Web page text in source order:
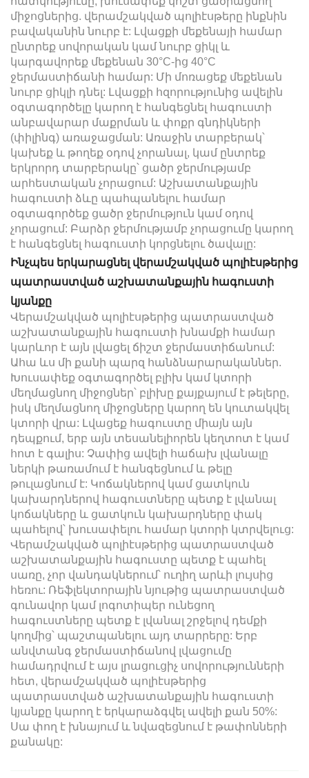
միջոցներից. վերամշակված պոլիէսթերը ինքնին
բավականին նուրբ է: Լվացքի մեքենայի համար
ընտրեք սովորական կամ նուրբ ցիկլ և
կարգավորեք մեքենան 30°C-ից 40°C
ջերմաստիճանի համար: Մի մոռացեք մեքենան
նուրբ ցիկլի դնել: Լվացքի հզորությունից ավելին
օգտագործելը կարող է հանգեցնել հագուստի
անբավարար մաքրման և փոքր գնդիկների
(փիլինգ) առաջացման: Առաջին տարբերակ՝
կախեք և թողեք օդով չորանալ, կամ ընտրեք
երկրորդ տարբերակը՝ ցածր ջերմությամբ
արհեստական չորացում: Աշխատանքային
հագուստի ձևը պահպանելու համար
օգտագործեք ցածր ջերմություն կամ օդով
չորացում: Բարձր ջերմությամբ չորացումը կարող
է հանգեցնել հագուստի կորցնելու ծավալը:
Ինչպես երկարացնել վերամշակված պոլիէսթերից
պատրաստված աշխատանքային հագուստի
կյանքը
Վերամշակված պոլիէսթերից պատրաստված
աշխատանքային հագուստի խնամքի համար
կարևոր է այն լվացել ճիշտ ջերմաստիճանում:
Ահա ևս մի քանի պարզ հանձնարարականներ.
Խուսափեք օգտագործել բլիխ կամ կտորի
մեղմացնող միջոցներ՝ բլիխը քայքայում է թելերը,
իսկ մեղմացնող միջոցները կարող են կուտակվել
կտորի վրա: Լվացեք հագուստը միայն այն
դեպքում, երբ այն տեսանելիորեն կեղտոտ է կամ
հոտ է գալիս: Չափից ավելի հաճախ լվանալը
ներկի թառամում է հանգեցնում և թելը
թուլացնում է: Կոճակներով կամ ցատկուն
կախարդներով հագուստները պետք է լվանալ
կոճակները և ցատկուն կախարդները փակ
պահելով՝ խուսափելու համար կտորի կտրվելուց:
Վերամշակված պոլիէսթերից պատրաստված
աշխատանքային հագուստը պետք է պահել
սառը, չոր վանդակներում՝ ուղիղ արևի լույսից
հեռու: Ռեֆլեկտորային նյութից պատրաստված
գունավոր կամ լոգոտիպեր ունեցող
հագուստները պետք է լվանալ շրջելով դեմքի
կողմից՝ պաշտպանելու այդ տարրերը: Երբ
անվտանգ ջերմաստիճանով լվացումը
համադրվում է այս լրացուցիչ սովորությունների
հետ, վերամշակված պոլիէսթերից
պատրաստված աշխատանքային հագուստի
կյանքը կարող է երկարաձգվել ավելի քան 50%:
Սա փող է խնայում և նվազեցնում է թափոնների
քանակը: